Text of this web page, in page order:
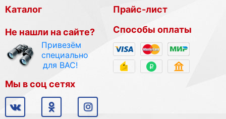
Каталог
Не нашли на сайте?
Привезём
специально
для ВАС!
Прайс-лист
Способы оплаты
Мы в соц сетях